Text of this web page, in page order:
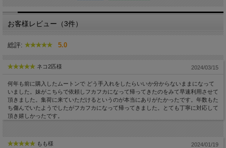
ください
ご依頼前のご相談も、お気軽にお問合せください。
0120-610-281
LINEによる問い合わせも、まずはお友だち追加から
お客様レビュー（3件）
総評: 5.0
ネコ2匹様 2024/03/15
何年も前に購入したムートンで どう手入れをしたらいいか分からないままになって
いました。妹がこちらで依頼しフカフカになって帰ってきたのをみて早速利用させて
頂きました。集荷に来ていただけるというのが本当にありがたかったです。年数もた
ち傷んでいたようでしたがフカフカになって帰ってきました。とても丁寧に対応して
頂き嬉しかったです。
もも様 2024/01/19